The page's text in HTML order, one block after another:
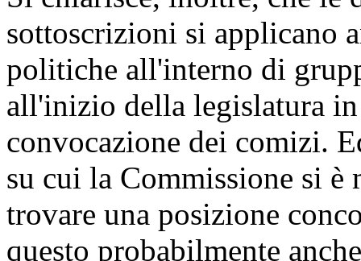
sottoscrizioni si applicano
politiche all'interno di
all'inizio della legislatura
convocazione dei comizi.
su cui la Commissione si è
trovare una posizione
questo probabilmente